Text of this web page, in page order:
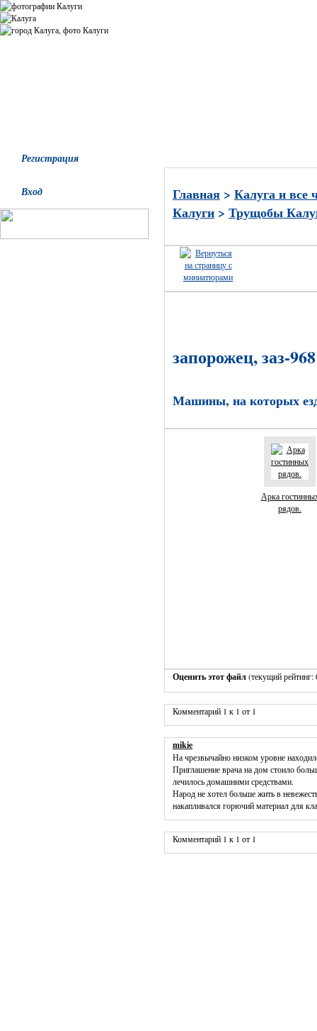
Регистрация
Вход Главная > Калуга и все
Калуги > Трущобы
запорожец, заз-968
Машины, на которых
Арка
рядов.
Оценить этот файл(текущий
Комментарий 1 к 1 от 1
mikie
На чрезвычайно низком уровне
Приглашение врача на дом стоило
лечилось домашними средствами.
Народ не хотел больше жить в
накапливался горючий материал для
Комментарий 1 к 1 от 1